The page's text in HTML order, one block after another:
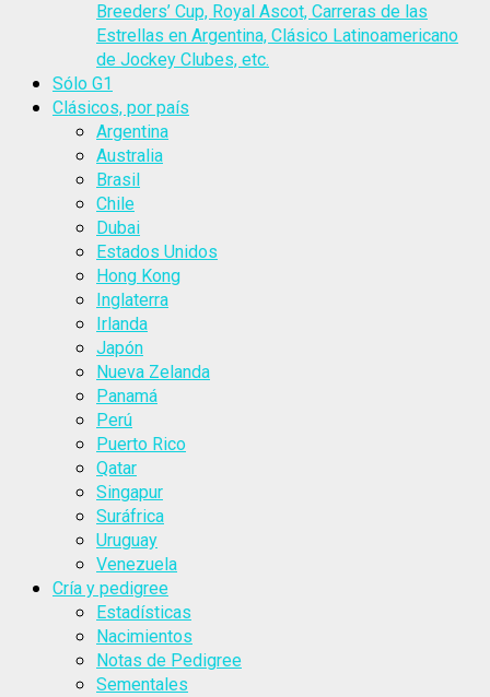
Breeders’ Cup, Royal Ascot, Carreras de las
Estrellas en Argentina, Clásico Latinoamericano
de Jockey Clubes, etc.
Sólo G1
Clásicos, por país
Argentina
Australia
Brasil
Chile
Dubai
Estados Unidos
Hong Kong
Inglaterra
Irlanda
Japón
Nueva Zelanda
Panamá
Perú
Puerto Rico
Qatar
Singapur
Suráfrica
Uruguay
Venezuela
Cría y pedigree
Estadísticas
Nacimientos
Notas de Pedigree
Sementales